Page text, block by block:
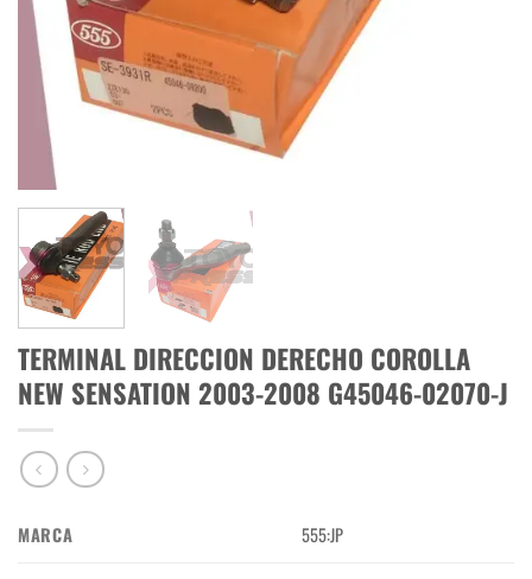
TERMINAL DIRECCION DERECHO COROLLA
NEW SENSATION 2003-2008 G45046-02070-J
MARCA 555:JP